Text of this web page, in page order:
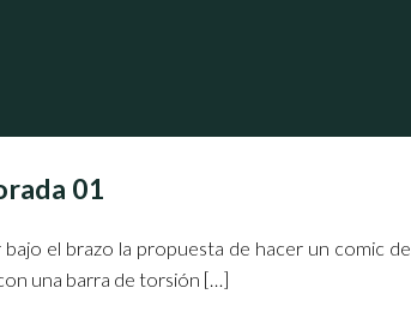
01
el brazo la propuesta de hacer un comic de
una barra de torsión […]